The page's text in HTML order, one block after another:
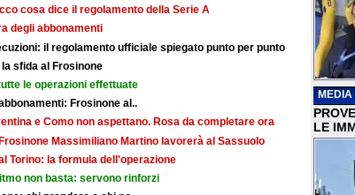
cosa dice il regolamento della Serie A
degli abbonamenti
il regolamento ufficiale spiegato punto per punto
sfida al Frosinone
le operazioni effettuate
Frosinone al..
e Como non aspettano. Rosa da completare ora
Massimiliano Martino lavorerà al Sassuolo
Torino: la formula dell'operazione
non basta: servono rinforzi
MEDIA
LE